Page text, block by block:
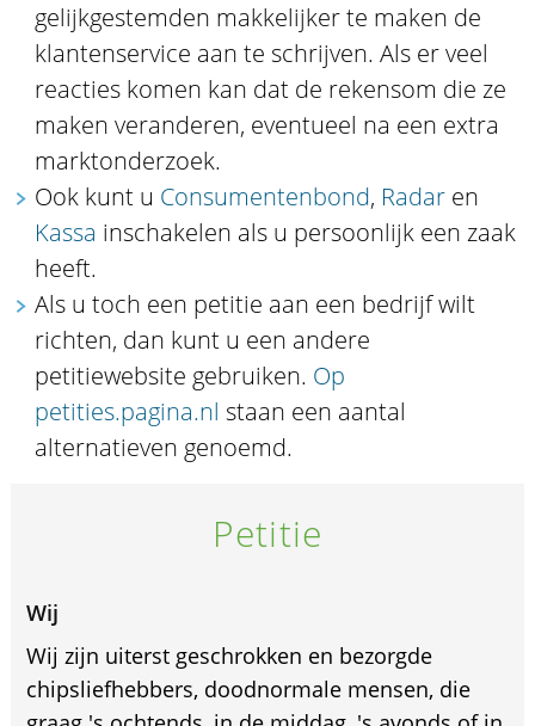
gelijkgestemden makkelijker te maken de
klantenservice aan te schrijven. Als er veel
reacties komen kan dat de rekensom die ze
maken veranderen, eventueel na een extra
marktonderzoek.
Ook kunt u Consumentenbond, Radaren
Kassa inschakelen als u persoonlijk een zaak
heeft.
Als u toch een petitie aan een bedrijf wilt
richten, dan kunt u een andere
petitiewebsite gebruiken. Op
petities.pagina.nl staan een aantal
alternatieven genoemd.
Petitie
Wij
Wij zijn uiterst geschrokken en bezorgde
chipsliefhebbers, doodnormale mensen, die